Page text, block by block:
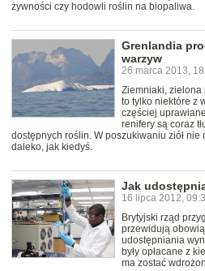
żywności czy hodowli roślin na biopaliwa.
Grenlandia
warzyw
26 marca 2013,
Ziemniaki, zielona
to tylko niektóre z
częściej
renifery są coraz
dostępnych roślin. W poszukiwaniu ziół nie
daleko, jak kiedyś.
Jak
16 lipca 2012,
Brytyjski rząd
przewidują
udostępniania
były opłacane z
ma zostać